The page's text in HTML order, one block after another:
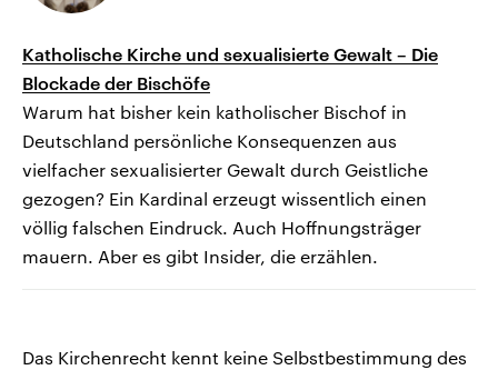
Katholische Kirche und sexualisierte Gewalt – Die
Blockade der Bischöfe
Warum hat bisher kein katholischer Bischof in
Deutschland persönliche Konsequenzen aus
vielfacher sexualisierter Gewalt durch Geistliche
gezogen? Ein Kardinal erzeugt wissentlich einen
völlig falschen Eindruck. Auch Hoffnungsträger
mauern. Aber es gibt Insider, die erzählen.
Das Kirchenrecht kennt keine Selbstbestimmung des